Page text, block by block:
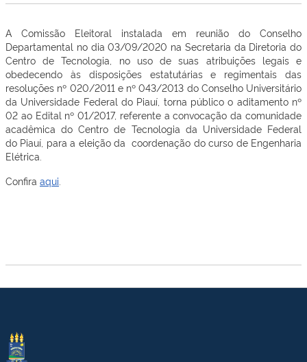
A Comissão Eleitoral instalada em reunião do Conselho
Departamental no dia 03/09/2020 na Secretaria da Diretoria do
Centro de Tecnologia, no uso de suas atribuições legais e
obedecendo às disposições estatutárias e regimentais das
resoluções nº 020/2011 e nº 043/2013 do Conselho Universitário
da Universidade Federal do Piauí, torna público o aditamento nº
02 ao Edital nº 01/2017, referente a convocação da comunidade
acadêmica do Centro de Tecnologia da Universidade Federal
do Piauí, para a eleição da coordenação do curso de Engenharia
Elétrica.
Confira aqui